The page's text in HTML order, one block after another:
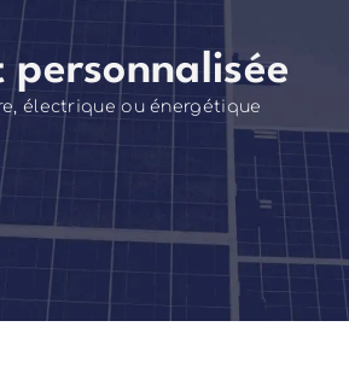
électrique ou énergétique